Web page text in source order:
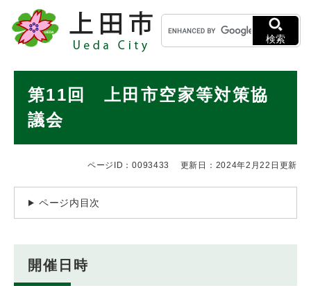
メニューを飛ばして本文へ
キ
ー
ワ
検
検索
第11回 上田市空家等対策協
議会
ページID：0093433 更新日：2024年2月22日更新
ページ内目次
開催日時